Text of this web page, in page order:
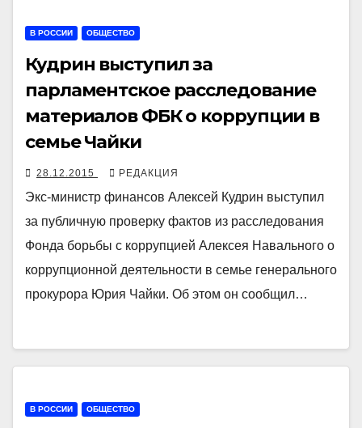
В РОССИИ ОБЩЕСТВО
Кудрин выступил за
парламентское расследование
материалов ФБК о коррупции в
семье Чайки
28.12.2015 РЕДАКЦИЯ
Экс-министр финансов Алексей Кудрин выступил
за публичную проверку фактов из расследования
Фонда борьбы с коррупцией Алексея Навального о
коррупционной деятельности в семье генерального
прокурора Юрия Чайки. Об этом он сообщил…
В РОССИИ ОБЩЕСТВО